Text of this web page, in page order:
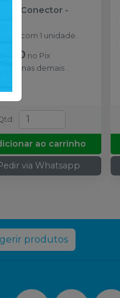
Ar Conector-
com 1 unidade.
no Pix
nas demais
:
ao carrinho
via Whatsapp
produtos